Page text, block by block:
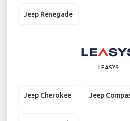
Jeep Renegade
LEASYS
Jeep Cherokee Jeep